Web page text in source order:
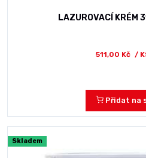
LAZUROVACÍ KRÉM
511,00 Kč /
Přidat na
Skladem